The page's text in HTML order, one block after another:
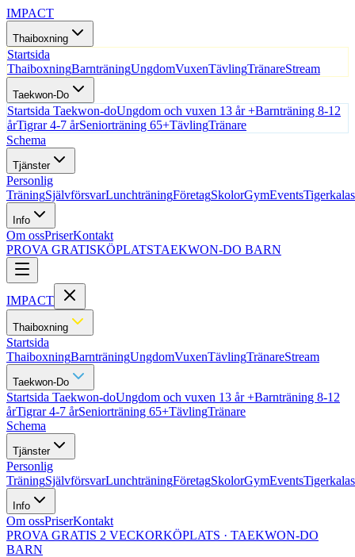
IMPACT
Thaiboxning
Startsida
ThaiboxningBarnträningUngdomVuxenTävlingTränareStream
Taekwon-Do
Startsida Taekwon-doUngdom och vuxen 13 år +Barnträning 8-12
årTigrar 4-7 årSeniorträning 65+TävlingTränare
Schema
Tjänster
Personlig
TräningSjälvförsvarLunchträningFöretagSkolorGymEventsTigerkalas
Info
Om ossPriserKontakt
PROVA GRATISKÖPLATSTAEKWON-DO BARN
IMPACT
Thaiboxning
Startsida
ThaiboxningBarnträningUngdomVuxenTävlingTränareStream
Taekwon-Do
Startsida Taekwon-doUngdom och vuxen 13 år +Barnträning 8-12
årTigrar 4-7 årSeniorträning 65+TävlingTränare
Schema
Tjänster
Personlig
TräningSjälvförsvarLunchträningFöretagSkolorGymEventsTigerkalas
Info
Om ossPriserKontakt
PROVA GRATIS 2 VECKORKÖPLATS · TAEKWON-DO
BARN